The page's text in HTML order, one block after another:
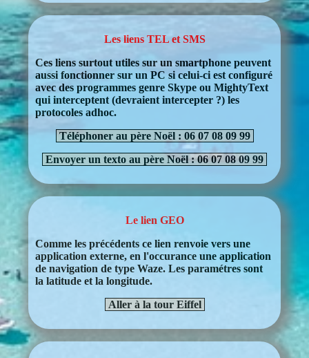
Les liens TEL et SMS
Ces liens surtout utiles sur un smartphone peuvent
aussi fonctionner sur un PC si celui-ci est configuré
avec des programmes genre Skype ou MightyText
qui interceptent (devraient intercepter ?) les
protocoles adhoc.
Téléphoner au père Noël : 06 07 08 09 99
Envoyer un texto au père Noël : 06 07 08 09 99
Le lien GEO
Comme les précédents ce lien renvoie vers une
application externe, en l'occurance une application
de navigation de type Waze. Les paramétres sont
la latitude et la longitude.
Aller à la tour Eiffel